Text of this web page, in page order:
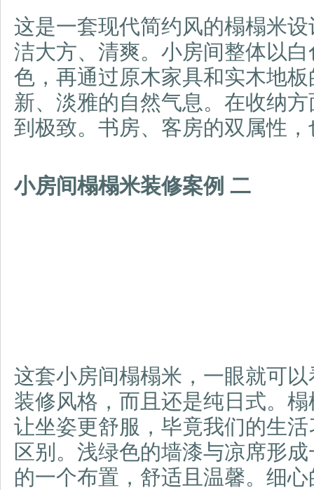
这是一套现代简约风的榻榻米
洁大方、清爽。小房间整体以
色，再通过原木家具和实木地
新、淡雅的自然气息。在收纳
到极致。书房、客房的双属性
小房间榻榻米装修案例 二
这套小房间榻榻米，一眼就可
装修风格，而且还是纯日式。
让坐姿更舒服，毕竟我们的生
区别。浅绿色的墙漆与凉席形
的一个布置，舒适且温馨。细